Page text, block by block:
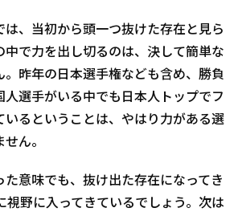
は、当初から頭一つ抜けた存在と見ら
中で力を出し切るのは、決して簡単な
。昨年の日本選手権なども含め、勝負
人選手がいる中でも日本人トップでフ
いるということは、やはり力がある選
ん。
意味でも、抜け出た存在になってき
視野に入ってきているでしょう。次は